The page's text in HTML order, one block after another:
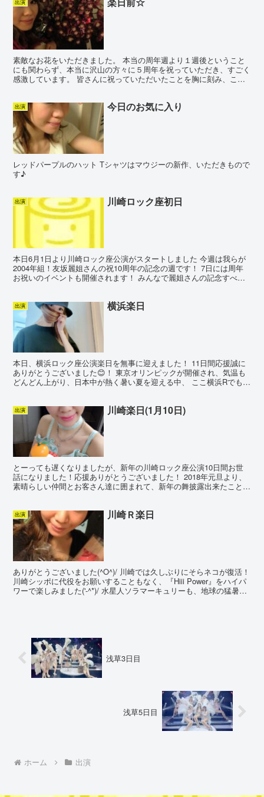
出演
素敵なお花をいただきました。 本当の周年週より１週後ということ
にも関わらず、本当に沢山の方々に５周年を祝っていただき、すごく
感激しています。 皆さんに祝っていただいたことを胸に刻み、これ
出演 今日のお気に入り
レッドパープルのハット Tシャツはマウジーの新作、いただきもので
す♪
出演 川崎ロック座初日
本日6月1日より川崎ロック座公演がスタートしました 今週は我らが
2004年組！友坂麗姐さんの祝10周年の記念の週です！ 7日には周年
お祝いのイベントも開催されます！ みんなで麗姐さんの記念すべき
出演 横浜楽日
本日、横浜ロック座公演楽日を無事に迎えました！ 11日間応援誠に
ありがとうございました😊！ 東京オリンピックが開催され、気温も
どんどん上がり、日本中が熱く暑い夏を迎える中、 ここ横浜Rでもき
出演 川崎楽日(1月10日)
とーっても遅くなりましたが、新年の川崎ロック座公演10日間お世
話になりました！応援ありがとうございました！ 2018年元旦より、
素晴らしい仲間とお客さん達に囲まれて、新年の舞披露出来たこと嬉
出演 川崎Ｒ楽日
ありがとうございました(^O^)/ 川崎では久しぶりにそらネコが復活！
川崎シッポに代役をお願いすることもなく、『Hiii Power』をハイパ
ワーで楽しみました('-^*)/ 水星人ソラマーキュリーも、地球の猛暑と
浅草3日目
浅草5日目
ホーム 出演